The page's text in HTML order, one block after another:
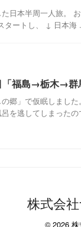
日本半周一人旅。
タートし、 ↓ 日本海
福島→栃木→群
郷」で仮眠しまし
を逃してしまった
株式会
© 2026 株